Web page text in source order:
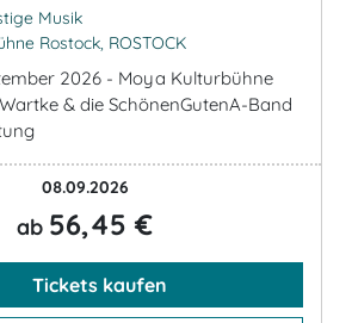
Musik
Rostock, ROSTOCK
2026 - Moya Kulturbühne
& die SchönenGutenA-Band
08.09.2026
ab 56,45 €
Tickets kaufen